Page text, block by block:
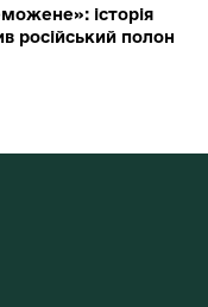
історія
російський полон